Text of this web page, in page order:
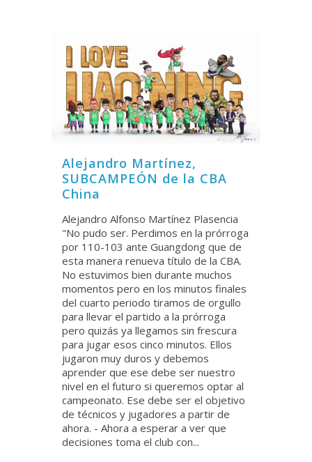
Alejandro Martínez,
SUBCAMPEÓN de la CBA
China
Alejandro Alfonso Martínez Plasencia
"No pudo ser. Perdimos en la prórroga
por 110-103 ante Guangdong que de
esta manera renueva título de la CBA.
No estuvimos bien durante muchos
momentos pero en los minutos finales
del cuarto periodo tiramos de orgullo
para llevar el partido a la prórroga
pero quizás ya llegamos sin frescura
para jugar esos cinco minutos. Ellos
jugaron muy duros y debemos
aprender que ese debe ser nuestro
nivel en el futuro si queremos optar al
campeonato. Ese debe ser el objetivo
de técnicos y jugadores a partir de
ahora. - Ahora a esperar a ver que
decisiones toma el club con...